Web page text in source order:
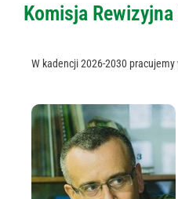
Komisja Rewizyjna
W kadencji 2026-2030 pracujemy